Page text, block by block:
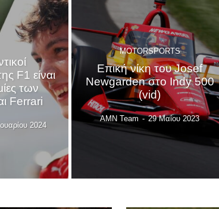
F1 είναι
των
Ferrari
2024
MOTORSPORTS
Επική νίκη του Josef
Newgarden στο Indy 500
(vid)
AMN Team - 29 Μαΐου 2023